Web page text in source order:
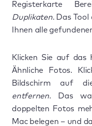
Registerkarte
Duplikaten. Das
Ihnen alle
Klicken Sie auf das
Ähnliche Fotos.
Bildschirm auf
entfernen. Das
doppelten Fotos
Mac belegen – und